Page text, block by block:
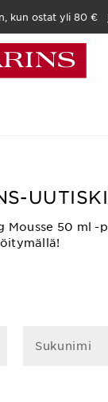
kun ostat yli 80 €
50 ml
Sukunimi